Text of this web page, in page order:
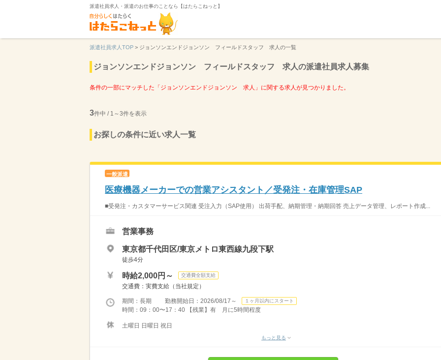
派遣社員求人・派遣のお仕事のことなら【はたらこねっと】
派遣社員求人TOP > ジョンソンエンドジョンソン フィールドスタッフ 求人の一覧
ジョンソンエンドジョンソン フィールドスタッフ 求人の派遣社員求人募集
条件の一部にマッチした「ジョンソンエンドジョンソン 求人」に関する求人が見つかりました。
3件中 / 1～3件を表示
お探しの条件に近い求人一覧
一般派遣
医療機器メーカーでの営業アシスタント／受発注・在庫管理SAP
■受発注・カスタマーサービス関連 受注入力（SAP使用） 出荷手配、納期管理・納期回答 売上データ管理、レポート作成...
営業事務
東京都千代田区/東京メトロ東西線九段下駅
徒歩4分
時給2,000円～ 交通費全額支給
交通費：実費支給（当社規定）
期間：長期 勤務開始日：2026/08/17～ １ヶ月以内にスタート
時間：09：00〜17：40 【残業】有 月に5時間程度
土曜日 日曜日 祝日
もっと見る